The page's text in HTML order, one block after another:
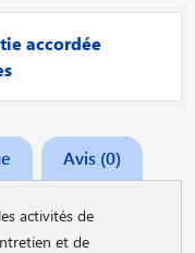
accordée
Avis (0)
activités de
et de